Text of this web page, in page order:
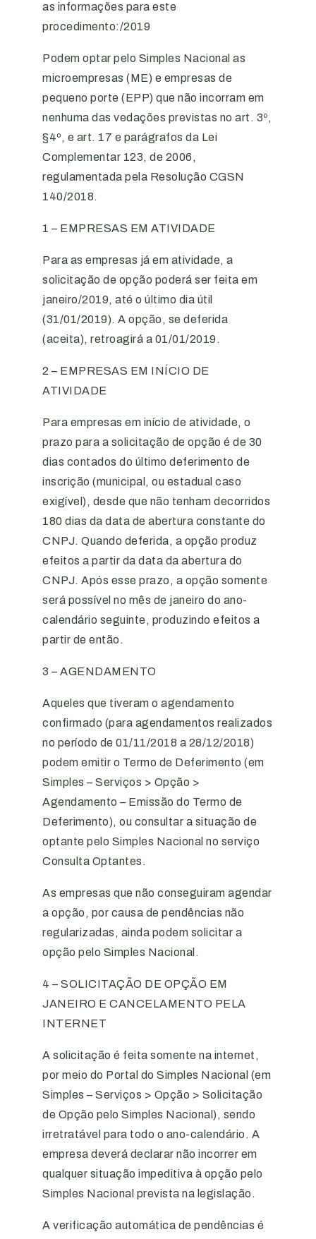
as informações para este
procedimento:/2019
Podem optar pelo Simples Nacional as
microempresas (ME) e empresas de
pequeno porte (EPP) que não incorram em
nenhuma das vedações previstas no art. 3º,
§4º, e art. 17 e parágrafos da Lei
Complementar 123, de 2006,
regulamentada pela Resolução CGSN
140/2018.
1 – EMPRESAS EM ATIVIDADE
Para as empresas já em atividade, a
solicitação de opção poderá ser feita em
janeiro/2019, até o último dia útil
(31/01/2019). A opção, se deferida
(aceita), retroagirá a 01/01/2019.
2 – EMPRESAS EM INÍCIO DE
ATIVIDADE
Para empresas em início de atividade, o
prazo para a solicitação de opção é de 30
dias contados do último deferimento de
inscrição (municipal, ou estadual caso
exigível), desde que não tenham decorridos
180 dias da data de abertura constante do
CNPJ. Quando deferida, a opção produz
efeitos a partir da data da abertura do
CNPJ. Após esse prazo, a opção somente
será possível no mês de janeiro do ano-
calendário seguinte, produzindo efeitos a
partir de então.
3 – AGENDAMENTO
Aqueles que tiveram o agendamento
confirmado (para agendamentos realizados
no período de 01/11/2018 a 28/12/2018)
podem emitir o Termo de Deferimento (em
Simples – Serviços > Opção >
Agendamento – Emissão do Termo de
Deferimento), ou consultar a situação de
optante pelo Simples Nacional no serviço
Consulta Optantes.
As empresas que não conseguiram agendar
a opção, por causa de pendências não
regularizadas, ainda podem solicitar a
opção pelo Simples Nacional.
4 – SOLICITAÇÃO DE OPÇÃO EM
JANEIRO E CANCELAMENTO PELA
INTERNET
A solicitação é feita somente na internet,
por meio do Portal do Simples Nacional (em
Simples – Serviços > Opção > Solicitação
de Opção pelo Simples Nacional), sendo
irretratável para todo o ano-calendário. A
empresa deverá declarar não incorrer em
qualquer situação impeditiva à opção pelo
Simples Nacional prevista na legislação.
A verificação automática de pendências é